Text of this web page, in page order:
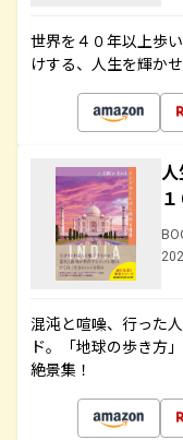
世界を４０年以上歩
けする、人生を輝か
混沌と喧噪、行った
ド。「地球の歩き方
絶景集！